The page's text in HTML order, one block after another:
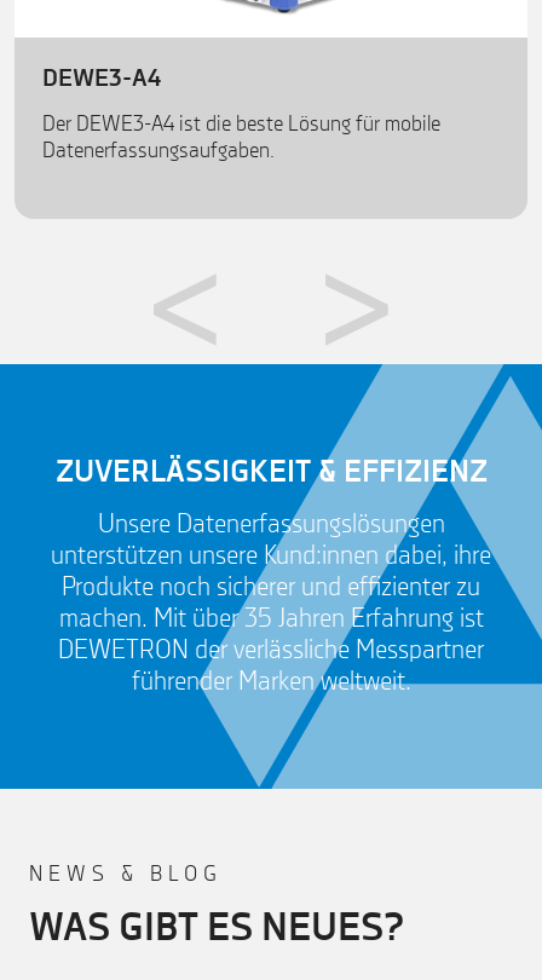
DEWE3-A4
Der DEWE3-A4 ist die beste Lösung für mobile
Datenerfassungsaufgaben.
ZUVERLÄSSIGKEIT & EFFIZIENZ
Unsere Datenerfassungslösungen
unterstützen unsere Kund:innen dabei, ihre
Produkte noch sicherer und effizienter zu
machen. Mit über 35 Jahren Erfahrung ist
DEWETRON der verlässliche Messpartner
führender Marken weltweit.
NEWS & BLOG
WAS GIBT ES NEUES?